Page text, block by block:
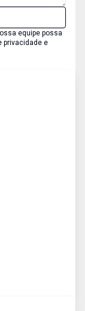
equipe possa
privacidade e